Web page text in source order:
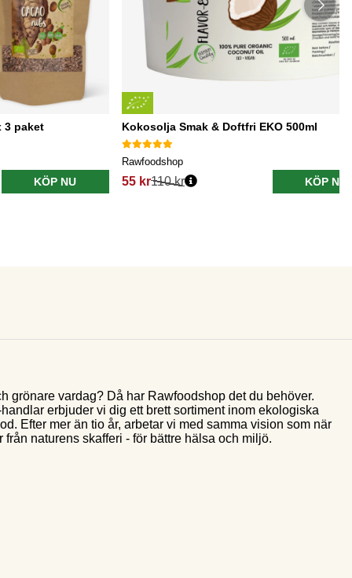
3 paket
KÖP NU
Kokosolja Smak & Doftfri EKO 500ml
Rawfoodshop
55 kr110 kr KÖP NU
grönare vardag? Då har Rawfoodshop det du behöver.
erbjuder vi dig ett brett sortiment inom ekologiska
Efter mer än tio år, arbetar vi med samma vision som när
naturens skafferi - för bättre hälsa och miljö.